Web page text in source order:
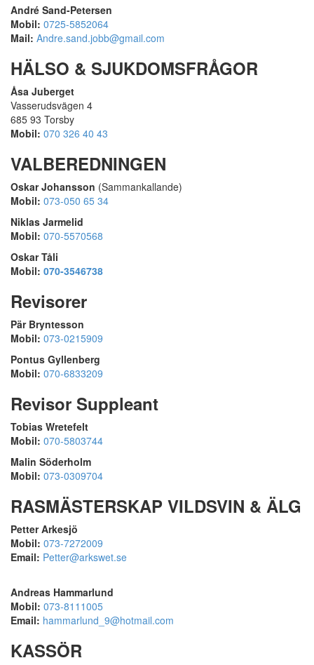
André Sand-Petersen
Mobil: 0725-5852064
Mail: Andre.sand.jobb@gmail.com
HÄLSO & SJUKDOMSFRÅGOR
Åsa Juberget
Vasserudsvägen 4
685 93 Torsby
Mobil: 070 326 40 43
VALBEREDNINGEN
Oskar Johansson (Sammankallande)
Mobil: 073-050 65 34
Niklas Jarmelid
Mobil: 070-5570568
Oskar Tåli
Mobil: 070-3546738
Revisorer
Pär Bryntesson
Mobil: 073-0215909
Pontus Gyllenberg
Mobil: 070-6833209
Revisor Suppleant
Tobias Wretefelt
Mobil: 070-5803744
Malin Söderholm
Mobil: 073-0309704
RASMÄSTERSKAP VILDSVIN & ÄLG
Petter Arkesjö
Mobil: 073-7272009
Email: Petter@arkswet.se
Andreas Hammarlund
Mobil: 073-8111005
Email: hammarlund_9@hotmail.com
KASSÖR